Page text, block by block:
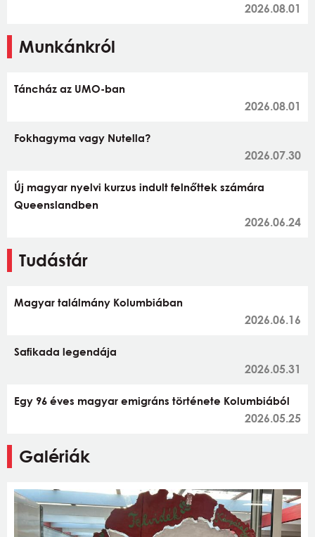
2026.08.01
Munkánkról
Táncház az UMO-ban
2026.08.01
Fokhagyma vagy Nutella?
2026.07.30
Új magyar nyelvi kurzus indult felnőttek számára
Queenslandben
2026.06.24
Tudástár
Magyar találmány Kolumbiában
2026.06.16
Safikada legendája
2026.05.31
Egy 96 éves magyar emigráns története Kolumbiából
2026.05.25
Galériák